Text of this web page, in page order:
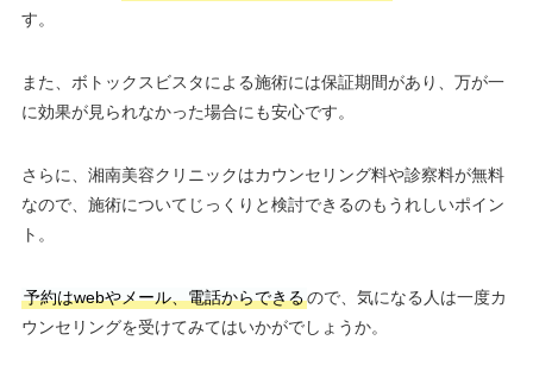
す。
また、ボトックスビスタによる施術には保証期間があり、万が一
に効果が見られなかった場合にも安心です。
さらに、湘南美容クリニックはカウンセリング料や診察料が無料
なので、施術についてじっくりと検討できるのもうれしいポイン
ト。
予約はwebやメール、電話からできるので、気になる人は一度カ
ウンセリングを受けてみてはいかがでしょうか。